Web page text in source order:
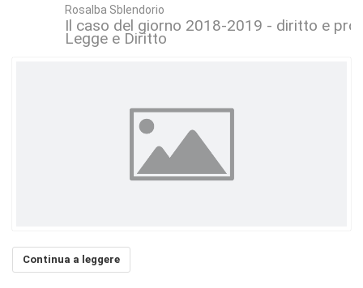
Rosalba Sblendorio
Il caso del giorno 2018-2019 - diritto e
Legge e Diritto
Continua a leggere